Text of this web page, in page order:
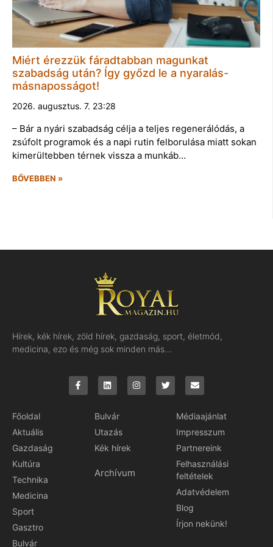
Miért érezzük fáradtabban magunkat
szabadság után? Így győzd le a nyaralás-
másnaposságot!
2026. augusztus. 7. 23:28
– Bár a nyári szabadság célja a teljes regenerálódás, a
zsúfolt programok és a napi rutin felborulása miatt sokan
kimerültebben térnek vissza a munkáb…
BŐVEBBEN »
Hírek, kék hírek, zöld hírek, gazdaság, sport, életmód,
medicina, ezo és még sok minden más…
Főoldal
Aktuális
Gazdaság
Kultúra
Technika
Medicina
Sport
Gasztro
Bulvár
Bulvár
Utazás
Kék hírek
Archívum
Médiaajánlat
Impresszum
Partnereink
Felhasználási
feltételek
Adatvédelem
Blog
Írjon nekünk!